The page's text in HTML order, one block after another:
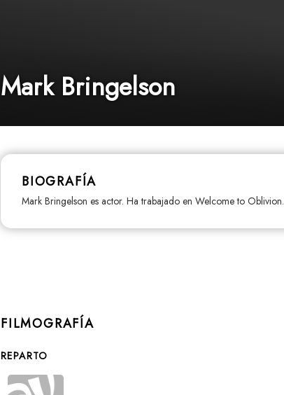
Mark Bringelson
BIOGRAFÍA
Mark Bringelson es actor. Ha trabajado en Welcome to Oblivion.
FILMOGRAFÍA
REPARTO